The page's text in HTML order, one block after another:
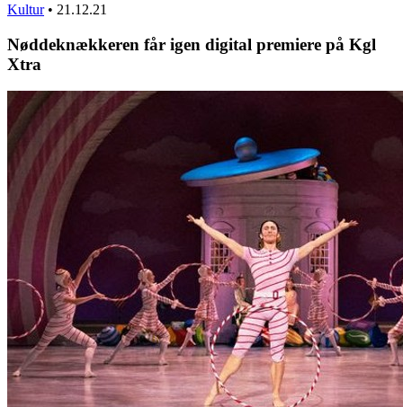
Kultur • 21.12.21
Nøddeknækkeren får igen digital premiere på Kgl
Xtra